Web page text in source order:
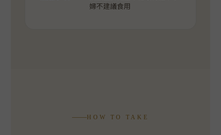
婦不建議食用
HOW TO TAKE